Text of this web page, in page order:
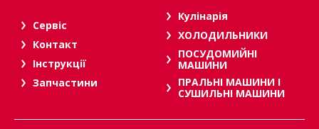
Сервіс
Контакт
Інструкції
Запчастини
Кулінарія
ХОЛОДИЛЬНИКИ
ПОСУДОМИЙНІ
МАШИНИ
ПРАЛЬНІ МАШИНИ І
СУШИЛЬНІ МАШИНИ